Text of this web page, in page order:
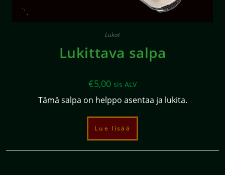
Lukot
Lukittava salpa
€5,00 sis ALV
Tämä salpa on helppo asentaa ja lukita.
Lue lisää